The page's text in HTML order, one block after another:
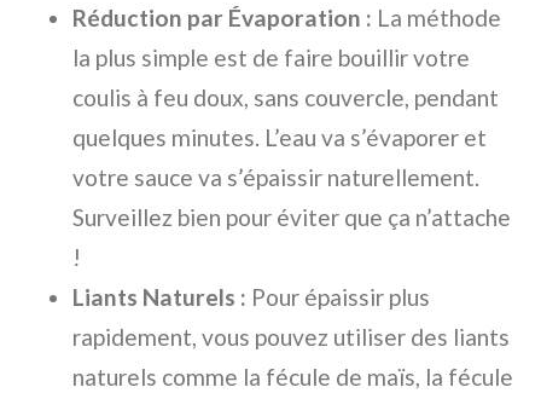
Réduction par Évaporation : La méthode
la plus simple est de faire bouillir votre
coulis à feu doux, sans couvercle, pendant
quelques minutes. L’eau va s’évaporer et
votre sauce va s’épaissir naturellement.
Surveillez bien pour éviter que ça n’attache
!
Liants Naturels : Pour épaissir plus
rapidement, vous pouvez utiliser des liants
naturels comme la fécule de maïs, la fécule